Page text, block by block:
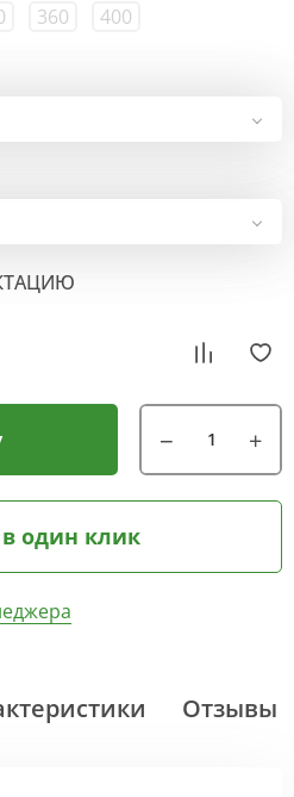
360 400
один клик
Отзывы